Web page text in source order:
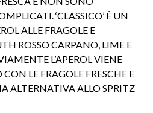
‘CLASSICO’ È UN
ALLE FRAGOLE E
ROSSO CARPANO, LIME E
L’APEROL VIENE
LE FRAGOLE FRESCHE E
ALTERNATIVA ALLO SPRITZ